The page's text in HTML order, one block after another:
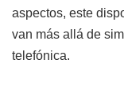
aspectos, este
van más allá de
telefónica.